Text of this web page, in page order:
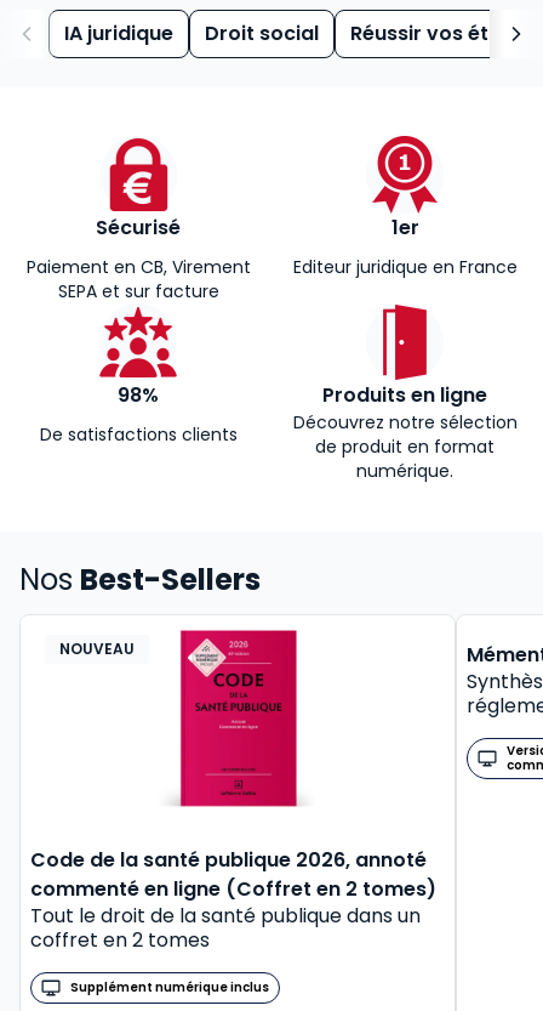
IA juridique Droit social Réussir vos études
Sécurisé
Paiement en CB, Virement
SEPA et sur facture
1er
Editeur juridique en France
98%
De satisfactions clients
Produits en ligne
Découvrez notre sélection
de produit en format
numérique.
Nos Best-Sellers
NOUVEAU
Code de la santé publique 2026, annoté
commenté en ligne (Coffret en 2 tomes)
Tout le droit de la santé publique dans un
coffret en 2 tomes
Supplément numérique inclus
BEST-